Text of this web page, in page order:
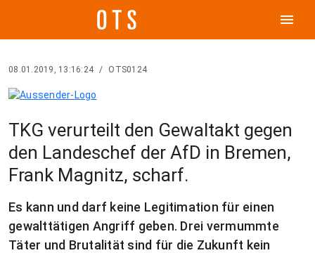
menu
08.01.2019, 13:16:24 / OTS0124
TKG verurteilt den Gewaltakt gegen
den Landeschef der AfD in Bremen,
Frank Magnitz, scharf.
Es kann und darf keine Legitimation für einen
gewalttätigen Angriff geben. Drei vermummte
Täter und Brutalität sind für die Zukunft kein